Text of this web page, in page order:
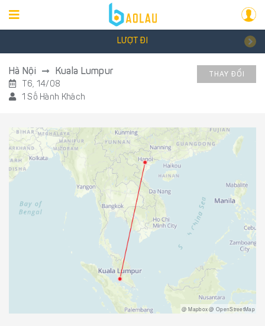
LƯỢT ĐI
Hà Nội Kuala Lumpur
T6, 14/08
1 Số Hành Khách
THAY ĐỔI
@ Mapbox @ OpenStreetMap